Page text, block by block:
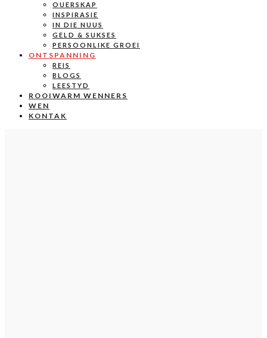
OUERSKAP
INSPIRASIE
IN DIE NUUS
GELD & SUKSES
PERSOONLIKE GROEI
ONTSPANNING
REIS
BLOGS
LEESTYD
ROOIWARM WENNERS
WEN
KONTAK